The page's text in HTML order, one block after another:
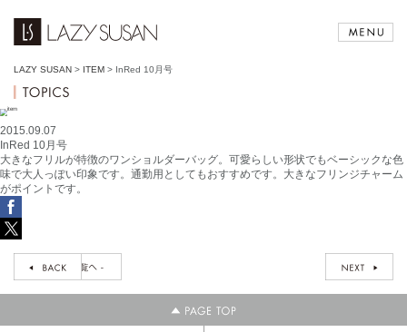
LAZY SUSAN > ITEM > InRed 10月号
2015.09.07
InRed 10月号
大きなフリルが特徴のワンショルダーバッグ。可愛らしい形状でもベーシックな色
味で大人っぽい印象です。通勤用としてもおすすめです。大きなフリンジチャーム
がポイントです。